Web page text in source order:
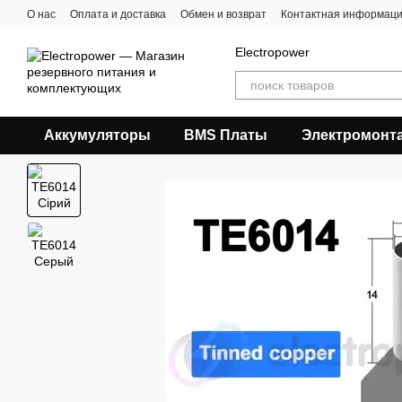
Перейти к основному контенту
О нас Оплата и доставка Обмен и возврат Контактная
Electropower
Аккумуляторы BMS Платы